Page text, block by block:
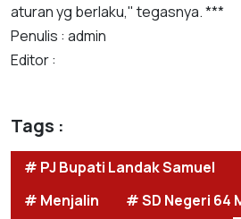
aturan yg berlaku," tegasnya. ***
Penulis : admin
Editor :
Tags :
# PJ Bupati Landak Samuel
# Menjalin
# SD Negeri 64